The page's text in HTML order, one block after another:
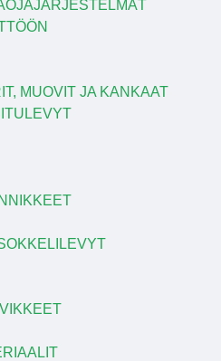
MUOVIT JA KANKAAT